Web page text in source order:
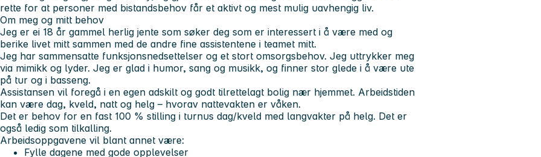
rette for at personer med bistandsbehov får et aktivt og mest mulig uavhengig liv.
Om meg og mitt behov
Jeg er ei 18 år gammel herlig jente som søker deg som er interessert i å være med og
berike livet mitt sammen med de andre fine assistentene i teamet mitt.
Jeg har sammensatte funksjonsnedsettelser og et stort omsorgsbehov. Jeg uttrykker meg
via mimikk og lyder. Jeg er glad i humor, sang og musikk, og finner stor glede i å være ute
på tur og i basseng.
Assistansen vil foregå i en egen adskilt og godt tilrettelagt bolig nær hjemmet. Arbeidstiden
kan være dag, kveld, natt og helg – hvorav nattevakten er våken.
Det er behov for en fast 100 % stilling i turnus dag/kveld med langvakter på helg. Det er
også ledig som tilkalling.
Arbeidsoppgavene vil blant annet være:
Fylle dagene med gode opplevelser